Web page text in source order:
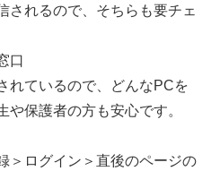
されるので、そちらも要チェ
口
れているので、どんなPCを
保護者の方も安心です。
＞ログイン＞直後のページの